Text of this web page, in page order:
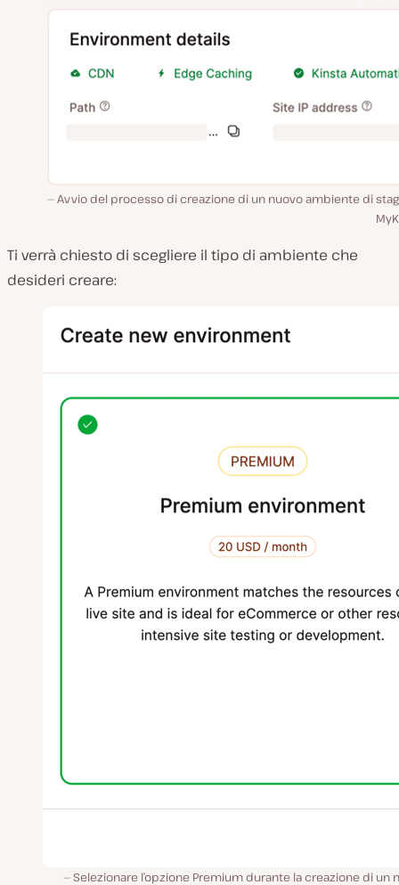
Avvio del processo di creazione di un nuovo ambiente di
Ti verrà chiesto di scegliere il tipo di ambiente che
desideri creare:
Selezionare l’opzione Premium durante la creazione di un